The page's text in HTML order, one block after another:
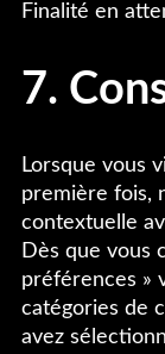
Finalité en
7.
Lorsque vous
première fois,
contextuelle
Dès que vous
préférences »
catégories de
avez